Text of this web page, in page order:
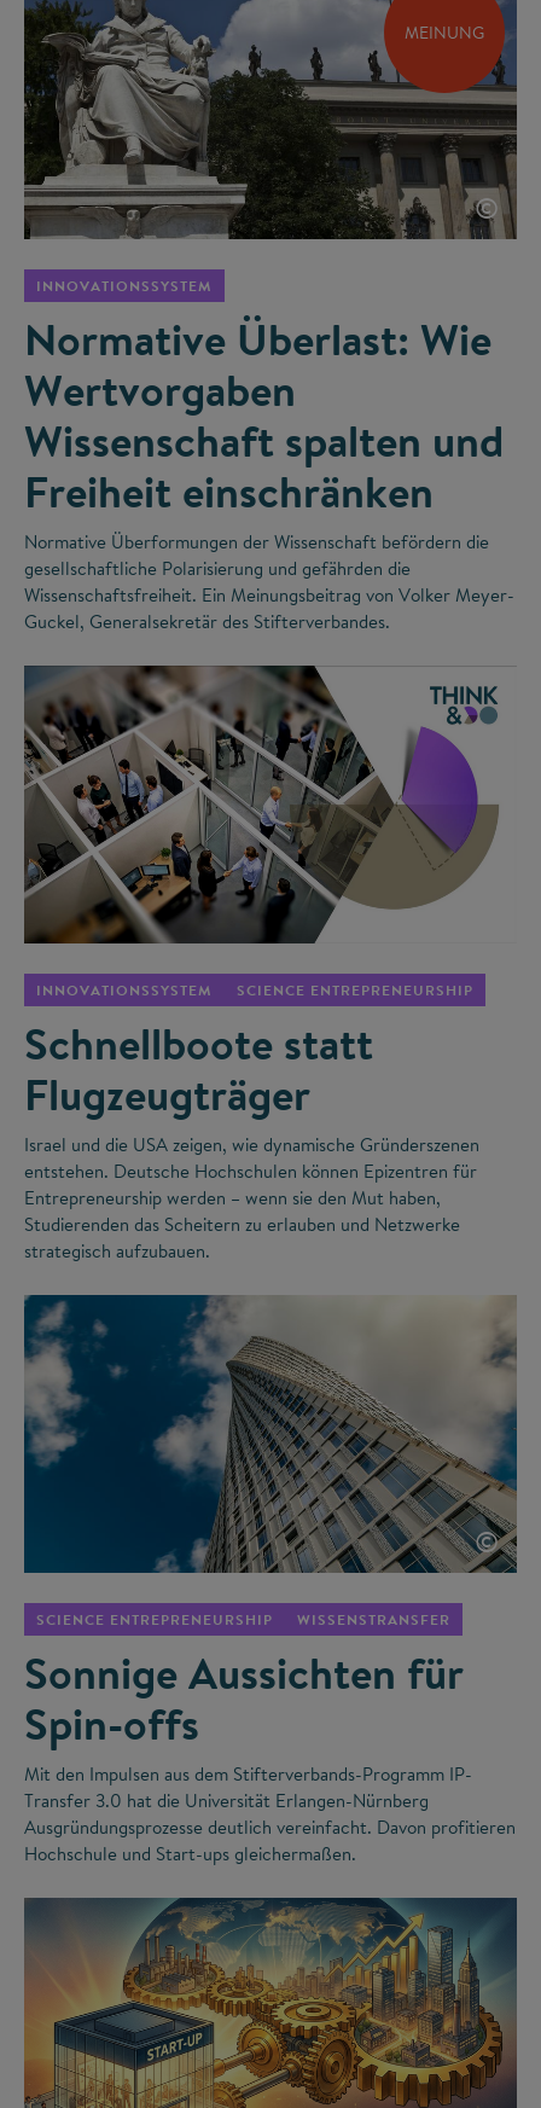
MEINUNG
©
INNOVATIONSSYSTEM
Normative Überlast: Wie
Wertvorgaben
Wissenschaft spalten und
Freiheit einschränken
Normative Überformungen der Wissenschaft befördern die
gesellschaftliche Polarisierung und gefährden die
Wissenschaftsfreiheit. Ein Meinungsbeitrag von Volker Meyer-
Guckel, Generalsekretär des Stifterverbandes.
INNOVATIONSSYSTEM SCIENCE ENTREPRENEURSHIP
Schnellboote statt
Flugzeugträger
Israel und die USA zeigen, wie dynamische Gründerszenen
entstehen. Deutsche Hochschulen können Epizentren für
Entrepreneurship werden – wenn sie den Mut haben,
Studierenden das Scheitern zu erlauben und Netzwerke
strategisch aufzubauen.
©
SCIENCE ENTREPRENEURSHIP WISSENSTRANSFER
Sonnige Aussichten für
Spin-offs
Mit den Impulsen aus dem Stifterverbands-Programm IP-
Transfer 3.0 hat die Universität Erlangen-Nürnberg
Ausgründungsprozesse deutlich vereinfacht. Davon profitieren
Hochschule und Start-ups gleichermaßen.